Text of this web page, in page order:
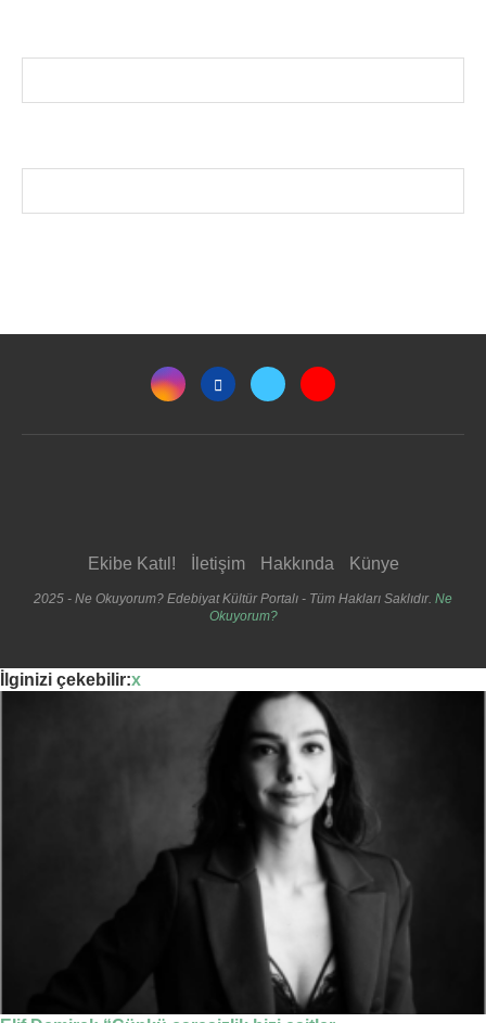
Ekibe Katıl! İletişim Hakkında Künye
2025 - Ne Okuyorum? Edebiyat Kültür Portalı - Tüm Hakları Saklıdır. Ne
Okuyorum?
İlginizi çekebilir:x